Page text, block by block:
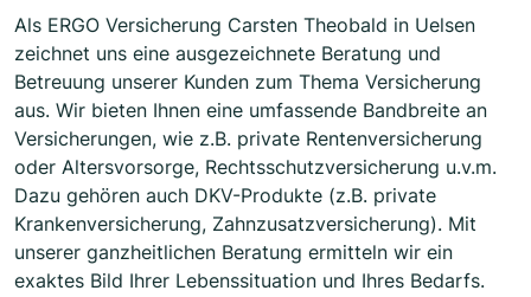
Als ERGO Versicherung Carsten Theobald in Uelsen
zeichnet uns eine ausgezeichnete Beratung und
Betreuung unserer Kunden zum Thema Versicherung
aus. Wir bieten Ihnen eine umfassende Bandbreite an
Versicherungen, wie z.B. private Rentenversicherung
oder Altersvorsorge, Rechtsschutzversicherung u.v.m.
Dazu gehören auch DKV-Produkte (z.B. private
Krankenversicherung, Zahnzusatzversicherung). Mit
unserer ganzheitlichen Beratung ermitteln wir ein
exaktes Bild Ihrer Lebenssituation und Ihres Bedarfs.